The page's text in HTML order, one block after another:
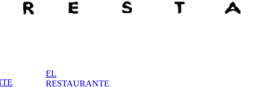
EL
RESTAURANTE